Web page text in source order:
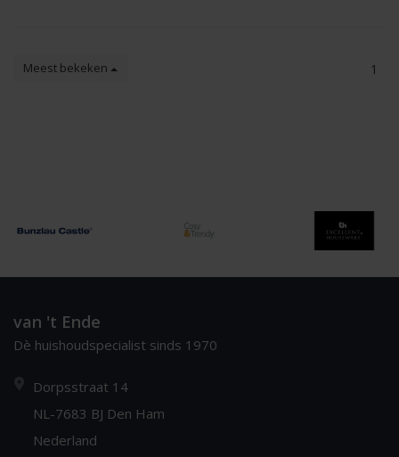
Meest bekeken 1
van 't Ende
Dè huishoudspecialist sinds 1970
Dorpsstraat 14
NL-7683 BJ Den Ham
Nederland